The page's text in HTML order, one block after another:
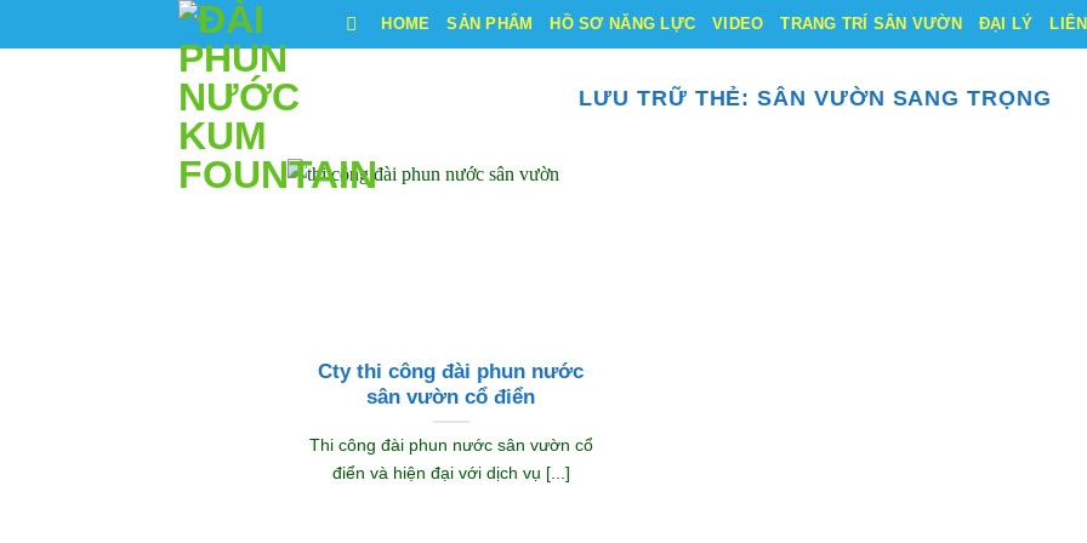
qua
HOME SẢN PHẨM HỒ SƠ NĂNG LỰC VIDEO TRANG TRÍ SÂN VƯỜN ĐẠI LÝ
LƯU TRỮ THẺ:SÂN VƯỜN SANG TRỌNG
Cty thi công đài phun nước
sân vườn cổ điển
Thi công đài phun nước sân vườn cổ
điển và hiện đại với dịch vụ [...]